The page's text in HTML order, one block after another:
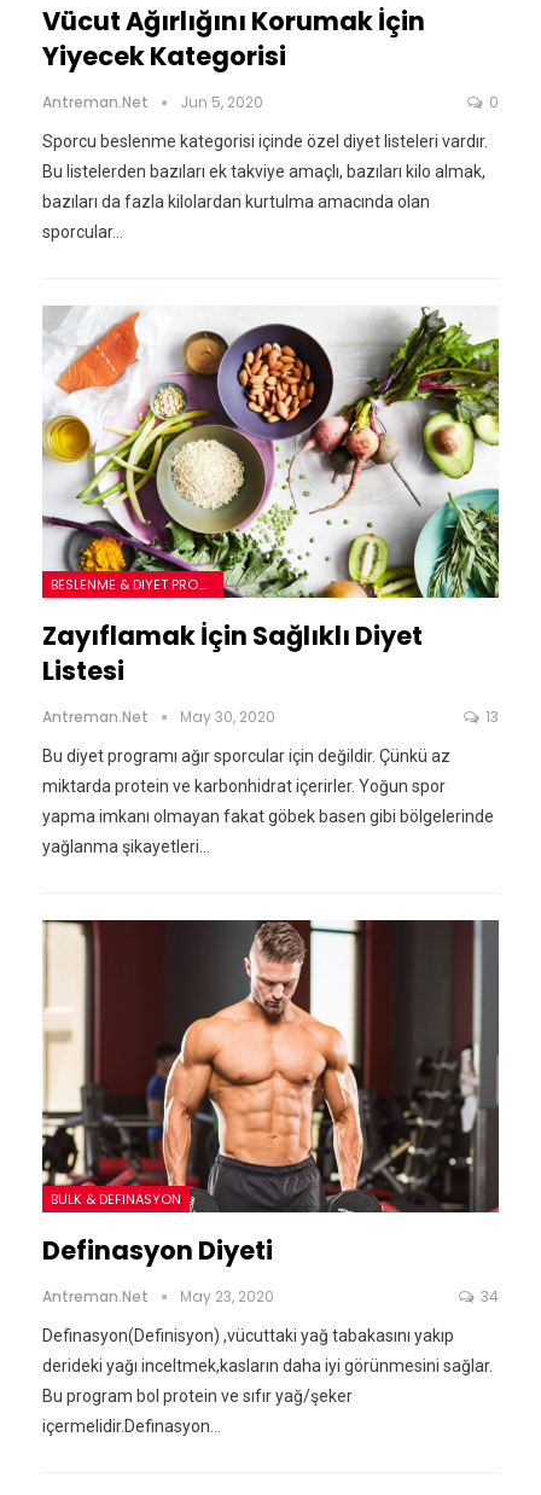
Vücut Ağırlığını Korumak İçin
Yiyecek Kategorisi
Antreman.net Jun 5, 2020 0
Sporcu beslenme kategorisi içinde özel diyet listeleri vardır.
Bu listelerden bazıları ek takviye amaçlı, bazıları kilo almak,
bazıları da fazla kilolardan kurtulma amacında olan
sporcular…
BESLENME & DIYET PROGRAMLARI
Zayıflamak İçin Sağlıklı Diyet
Listesi
Antreman.net May 30, 2020 13
Bu diyet programı ağır sporcular için değildir. Çünkü az
miktarda protein ve karbonhidrat içerirler. Yoğun spor
yapma imkanı olmayan fakat göbek basen gibi bölgelerinde
yağlanma şikayetleri…
BULK & DEFINASYON
Definasyon Diyeti
Antreman.net May 23, 2020 34
Definasyon(Definisyon) ,vücuttaki yağ tabakasını yakıp
derideki yağı inceltmek,kasların daha iyi görünmesini sağlar.
Bu program bol protein ve sıfır yağ/şeker
içermelidir.Definasyon…